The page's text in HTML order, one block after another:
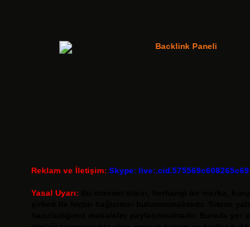
Reklam ve İletişim: Skype: live:.cid.575569c608265c69
Yasal Uyarı: